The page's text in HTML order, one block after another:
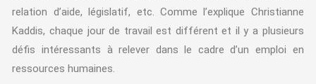
relation d’aide, législatif, etc. Comme l’explique Christianne
Kaddis, chaque jour de travail est différent et il y a plusieurs
défis intéressants à relever dans le cadre d’un emploi en
ressources humaines.